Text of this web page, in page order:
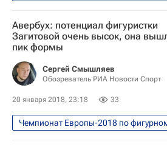
Фигурное катание
Спорт
Чемпионат Европы по фигурному
Авербух: потенциал фигуристки
Загитовой очень высок, она
пик формы
Сергей Смышляев
Обозреватель РИА Новости Спорт
20 января 2018, 23:18 33
Фигурное катание
Спорт